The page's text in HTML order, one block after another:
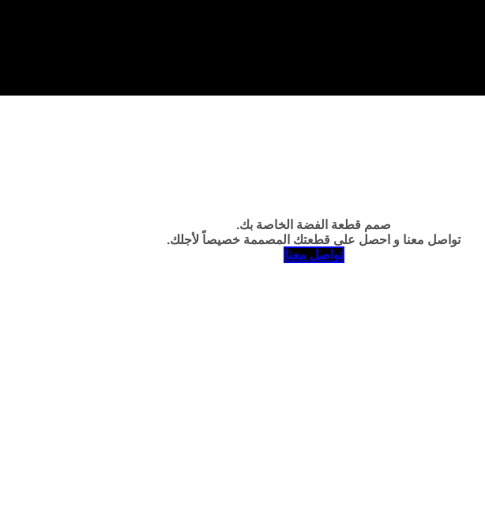
صمم قطعة الفضة الخاصة بك.
تواصل معنا و احصل على قطعتك المصممة خصيصاً لأجلك.
تواصل معنا